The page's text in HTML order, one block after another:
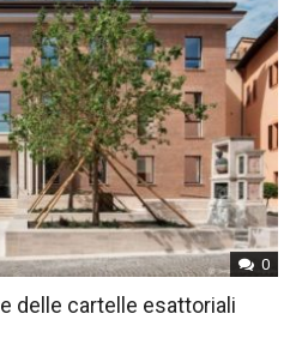
0
delle cartelle esattoriali